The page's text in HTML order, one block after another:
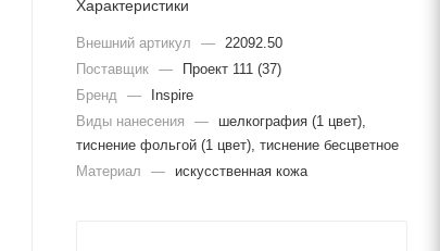
Характеристики
Внешний артикул —
22092.50
Поставщик —
Проект 111 (37)
Бренд
—
Inspire
Виды нанесения
—
шелкография (1 цвет),
тиснение фольгой (1 цвет), тиснение бесцветное
Материал
— искусственная кожа